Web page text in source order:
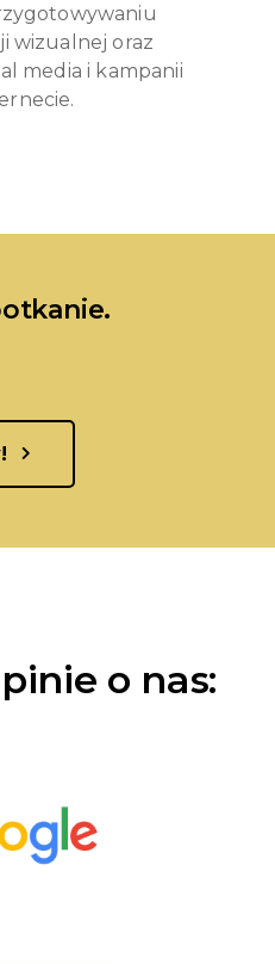
wizualnej oraz
media i kampanii
o nas: